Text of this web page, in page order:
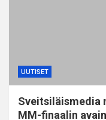
UUTISET
Sveitsiläismedia
MM-finaalin